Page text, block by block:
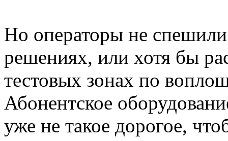
Но операторы не
решениях, или хотя бы
тестовых зонах по
Абонентское
уже не такое дорогое,